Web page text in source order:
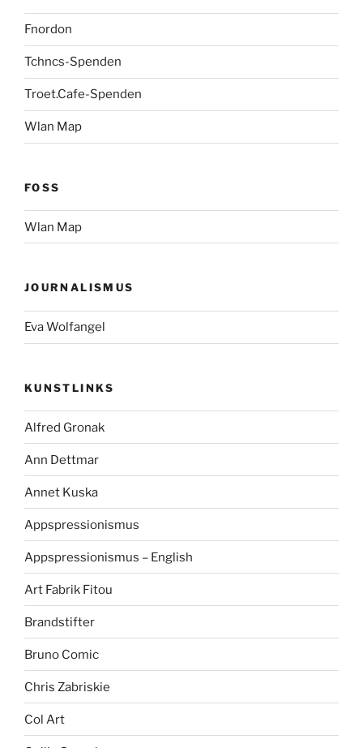
Fnordon
Tchncs-Spenden
Troet.Cafe-Spenden
Wlan Map
FOSS
Wlan Map
JOURNALISMUS
Eva Wolfangel
KUNSTLINKS
Alfred Gronak
Ann Dettmar
Annet Kuska
Appspressionismus
Appspressionismus – English
Art Fabrik Fitou
Brandstifter
Bruno Comic
Chris Zabriskie
Col Art